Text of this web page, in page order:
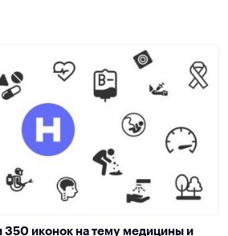
350 иконок на тему медицины и